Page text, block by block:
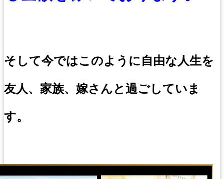
そして今ではこのように自由な人生を
友人、家族、嫁さんと過ごしていま
す。